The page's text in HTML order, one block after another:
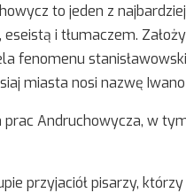
to jeden z
i tłumaczem.
fenomenu
miasta nosi nazwę
Andruchowycza, w
przyjaciół pisarzy,